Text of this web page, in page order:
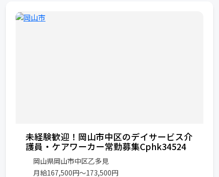
未経験歓迎！岡山市中区のデイサービス介
護員・ケアワーカー常勤募集Cphk34524
岡山県岡山市中区乙多見
月給167,500円～173,500円